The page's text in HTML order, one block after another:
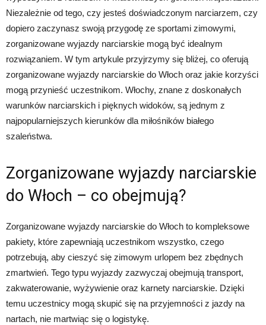
Niezależnie od tego, czy jesteś doświadczonym narciarzem, czy
dopiero zaczynasz swoją przygodę ze sportami zimowymi,
zorganizowane wyjazdy narciarskie mogą być idealnym
rozwiązaniem. W tym artykule przyjrzymy się bliżej, co oferują
zorganizowane wyjazdy narciarskie do Włoch oraz jakie korzyści
mogą przynieść uczestnikom. Włochy, znane z doskonałych
warunków narciarskich i pięknych widoków, są jednym z
najpopularniejszych kierunków dla miłośników białego
szaleństwa.
Zorganizowane wyjazdy narciarskie
do Włoch – co obejmują?
Zorganizowane wyjazdy narciarskie do Włoch to kompleksowe
pakiety, które zapewniają uczestnikom wszystko, czego
potrzebują, aby cieszyć się zimowym urlopem bez zbędnych
zmartwień. Tego typu wyjazdy zazwyczaj obejmują transport,
zakwaterowanie, wyżywienie oraz karnety narciarskie. Dzięki
temu uczestnicy mogą skupić się na przyjemności z jazdy na
nartach, nie martwiąc się o logistykę.